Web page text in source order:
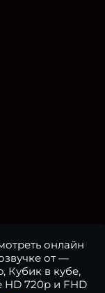
онлайн
от —
Кубик в кубе,
HD 720p и FHD